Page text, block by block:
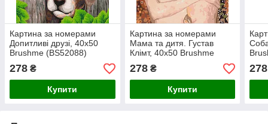
Картина за номерами
Допитливі друзі, 40х50
Brushme (BS52088)
278 ₴
Купити
Картина за номерами
Мама та дитя. Густав
Клімт, 40х50 Brushme
278₴
Купити
278